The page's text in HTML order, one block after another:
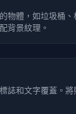
物體，如垃圾桶、
背景紋理。
誌和文字覆蓋。